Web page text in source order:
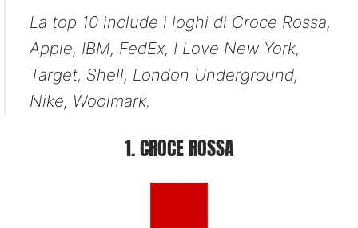
La top 10 include i loghi di Croce Rossa,
Apple, IBM, FedEx, I Love New York,
Target, Shell, London Underground,
Nike, Woolmark.
1. CROCE ROSSA